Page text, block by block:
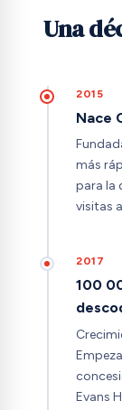
Una
2015
Nace
más
para la
visitas
2017
100
Evans